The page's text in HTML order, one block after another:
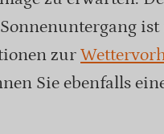
zur
Sie ebenfalls